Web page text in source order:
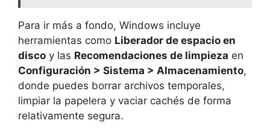
Para ir más a fondo, Windows incluye
herramientas como Liberador de espacio en
disco y las Recomendaciones de limpieza en
Configuración > Sistema > Almacenamiento,
donde puedes borrar archivos temporales,
limpiar la papelera y vaciar cachés de forma
relativamente segura.